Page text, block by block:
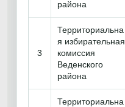
района
3
Территориальна
я избирательная
комиссия
Веденского
района
Территориальна